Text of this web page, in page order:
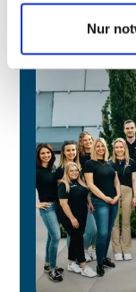
Nur